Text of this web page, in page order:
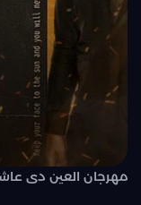
مهرجان العين دى